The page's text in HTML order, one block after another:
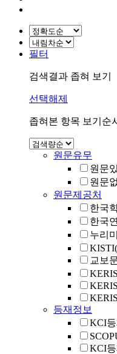
필터
검색결과 좁혀 보기
선택해제
좁혀본 항목 보기순
원문유무
원문
원문
원문제공처
한국
한국
누리
교보
등재정보
KCI등
KCI